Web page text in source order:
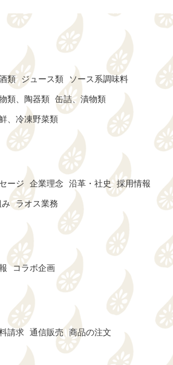
類 ジュース類 ソース系調味料
類、陶器類 缶詰、漬物類
、冷凍野菜類
ージ 企業理念 沿革・社史 採用情報
ラオス業務
コラボ企画
請求 通信販売 商品の注文